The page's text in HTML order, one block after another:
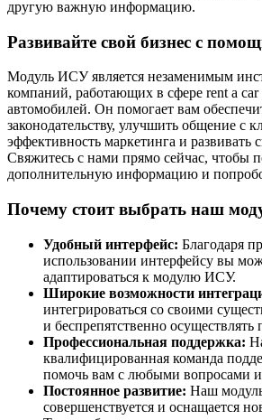
другую важную информацию.
Развивайте свой бизнес с
Модуль ИСУ является незаменимым
компаний, работающих в сфере rent a
автомобилей. Он помогает вам
законодательству, улучшить общение с
эффективность маркетинга и развивать
Свяжитесь с нами прямо сейчас, чтобы
дополнительную информацию и
Почему стоит выбрать наш
Удобный интерфейс: Благодаря
использовании интерфейсу вы
адаптироваться к модулю ИСУ.
Широкие возможности
интегрироваться со своими
и беспрепятственно осуществлять
Профессиональная поддержка:
квалифицированная команда
помочь вам с любыми вопросами и
Постоянное развитие: Наш
совершенствуется и оснащается